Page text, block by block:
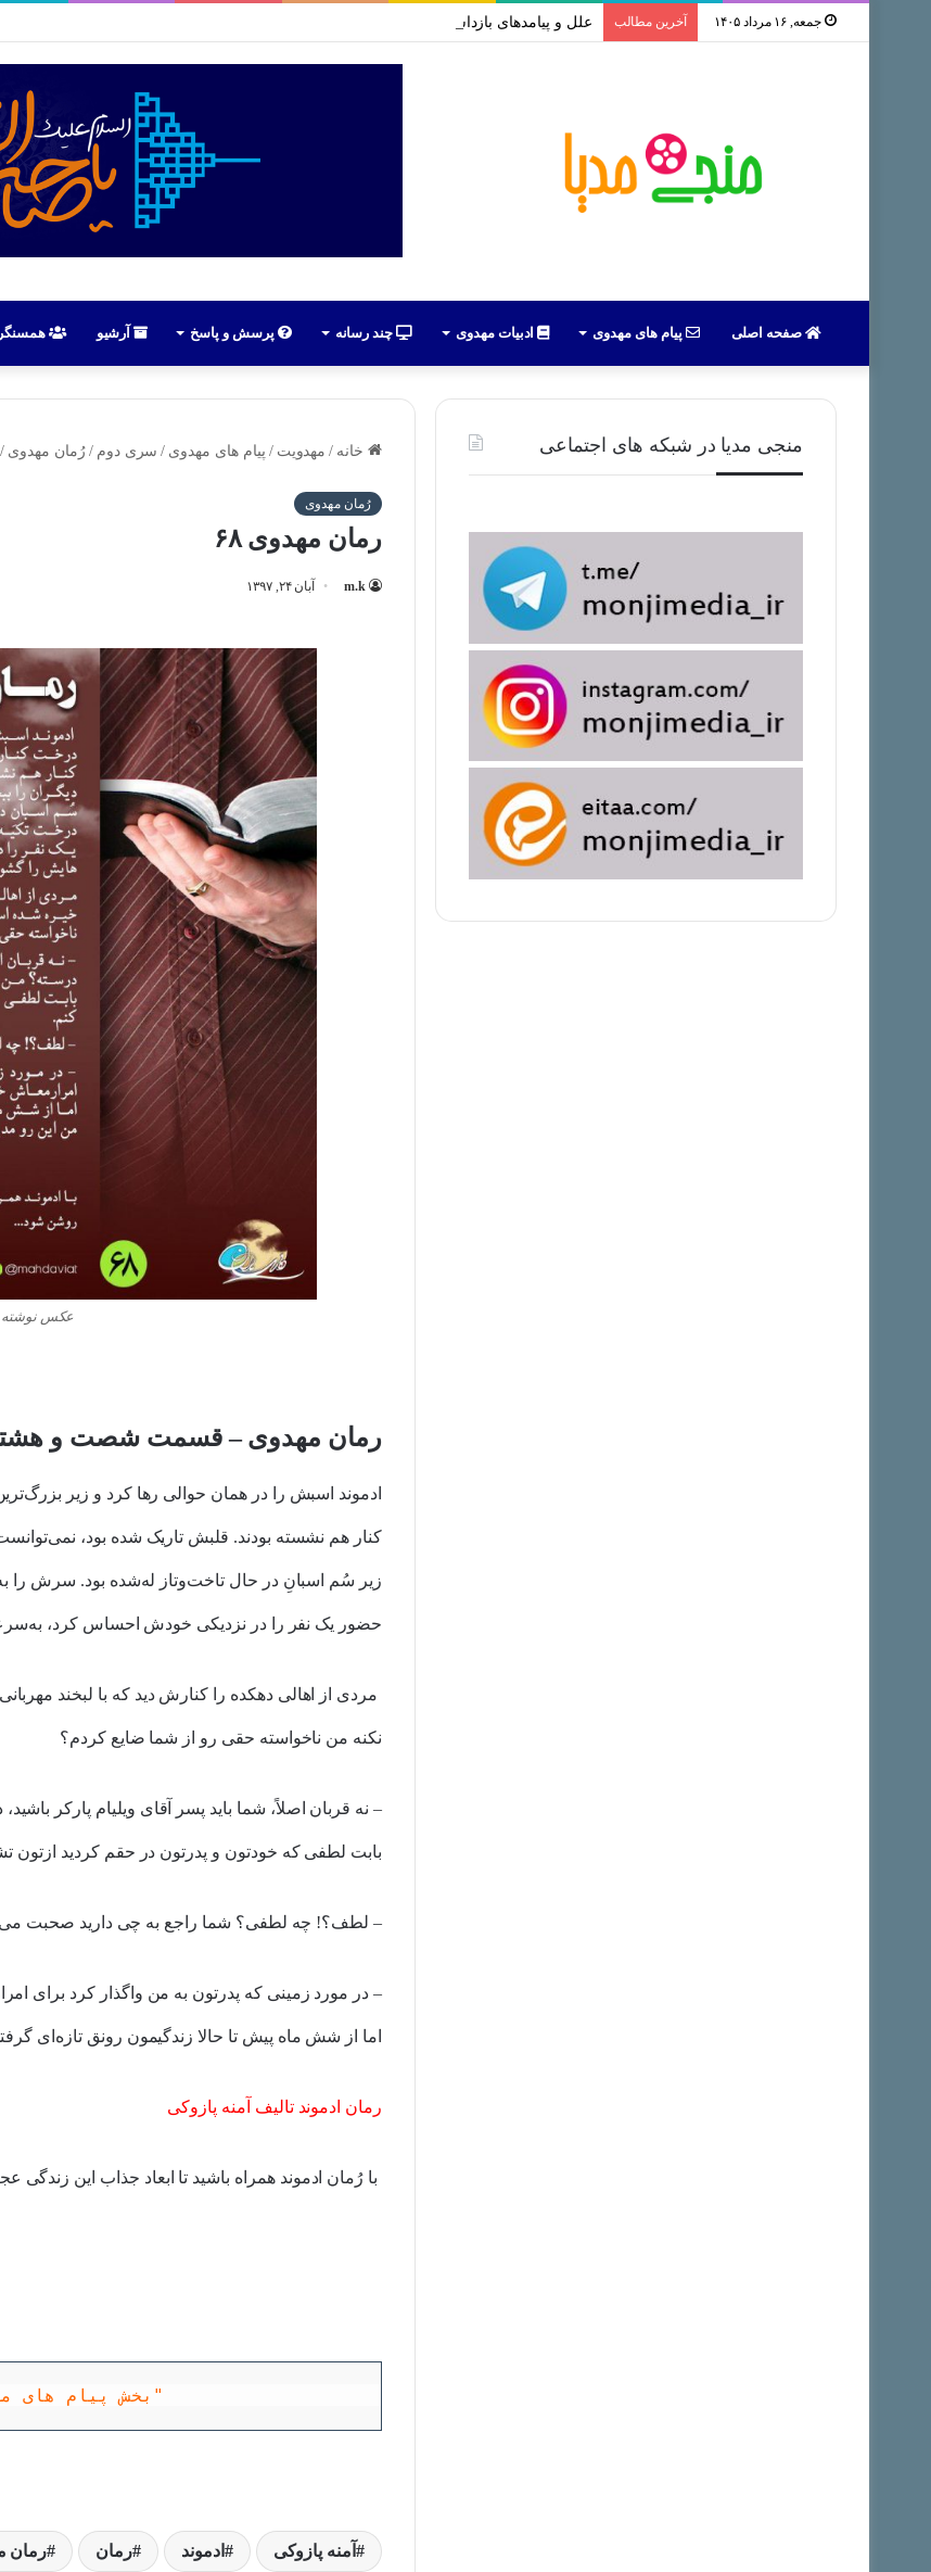
جمعه, ۱۶ مرداد ۱۴۰۵ آخرین مطالب علل و پیامدهای بازداشت رهبران حسینیون آذربایجان در ایران | علی اکبر رائفی پور
صفحه اصلی پیام های مهدوی ادبیات مهدوی چند رسانه پرسش و پاسخ آرشیو
خانه / مهدویت / پیام های مهدوی / سری دوم / رُمان مهدوی /
رُمان مهدوی
رمان مهدوی ۶۸
m.k آبان ۲۴, ۱۳۹۷
عکس نوشته
رمان مهدوی – قسمت شصت و
ادموند اسبش را در همان حوالی رها کرد و زیر
کنار هم نشسته بودند. قلبش تاریک شده بود،
زیر سُم اسبانِ در حال تاخت‌وتاز له‌شده بود. سرش را
حضور یک نفر را در نزدیکی خودش احساس کرد،
مردی از اهالی دهکده را کنارش دید که با لبخند
نکنه من ناخواسته حقی رو از شما ضایع کردم؟
– نه قربان اصلاً، شما باید پسر آقای ویلیام پارکر
بابت لطفی که خودتون و پدرتون در حقم کردید ازتون
– لطف؟! چه لطفی؟ شما راجع به چی دارید صحبت
– در مورد زمینی که پدرتون به من واگذار کرد برای
اما از شش ماه پیش تا حالا زندگیمون رونق تازه‌ای
رمان ادموند تالیف آمنه پازوکی
با رُمان ادموند همراه باشید تا ابعاد جذاب این
بخش پیام های مهدوی "رمان مهدوی"
آمنه پازوکی ادموند رمان رمان
منجی مدیا در شبکه های اجتماعی